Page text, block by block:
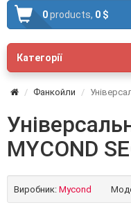
0products, 0 $
Категорії
Фанкойли
MYCOND
Виробник: Mycond